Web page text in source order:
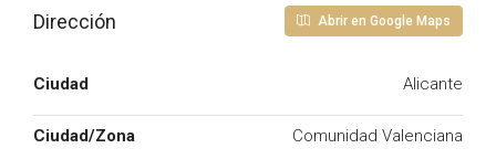
Dirección Abrir en Google Maps
Ciudad Alicante
Ciudad/Zona Comunidad Valenciana